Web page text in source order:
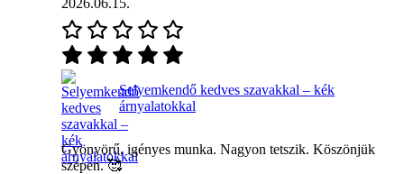
2026.06.15.
Selyemkendő kedves szavakkal – kék
árnyalatokkal
Gyönyörű, igényes munka. Nagyon tetszik. Köszönjük
szépen. 🥰